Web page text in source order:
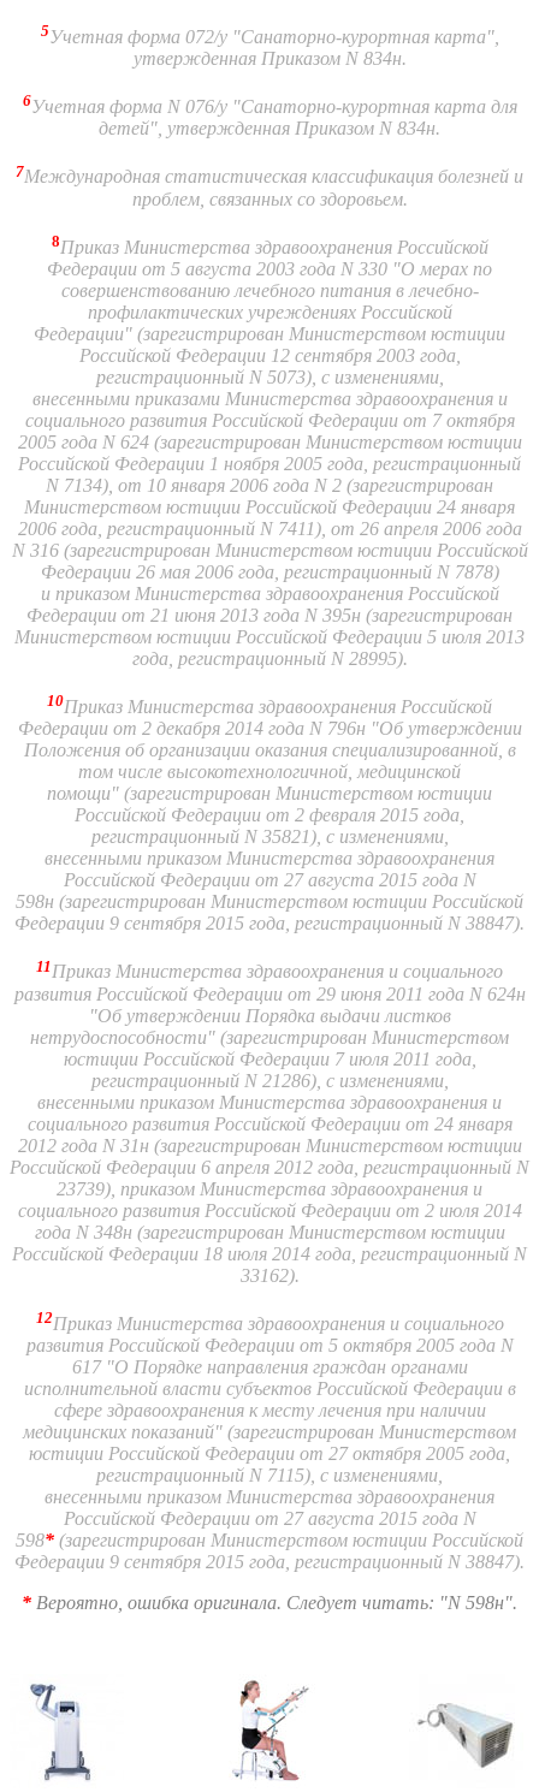
5Учетная форма 072/у "Санаторно-курортная карта",
утвержденная Приказом N 834н.
6Учетная форма N 076/у "Санаторно-курортная карта для
детей", утвержденная Приказом N 834н.
7Международная статистическая классификация болезней и
проблем, связанных со здоровьем.
8Приказ Министерства здравоохранения Российской
Федерации от 5 августа 2003 года N 330 "О мерах по
совершенствованию лечебного питания в лечебно-
профилактических учреждениях Российской
Федерации" (зарегистрирован Министерством юстиции
Российской Федерации 12 сентября 2003 года,
регистрационный N 5073), с изменениями,
внесенными приказами Министерства здравоохранения и
социального развития Российской Федерации от 7 октября
2005 года N 624 (зарегистрирован Министерством юстиции
Российской Федерации 1 ноября 2005 года, регистрационный
N 7134), от 10 января 2006 года N 2 (зарегистрирован
Министерством юстиции Российской Федерации 24 января
2006 года, регистрационный N 7411), от 26 апреля 2006 года
N 316 (зарегистрирован Министерством юстиции Российской
Федерации 26 мая 2006 года, регистрационный N 7878)
и приказом Министерства здравоохранения Российской
Федерации от 21 июня 2013 года N 395н (зарегистрирован
Министерством юстиции Российской Федерации 5 июля 2013
года, регистрационный N 28995).
10Приказ Министерства здравоохранения Российской
Федерации от 2 декабря 2014 года N 796н "Об утверждении
Положения об организации оказания специализированной, в
том числе высокотехнологичной, медицинской
помощи" (зарегистрирован Министерством юстиции
Российской Федерации от 2 февраля 2015 года,
регистрационный N 35821), с изменениями,
внесенными приказом Министерства здравоохранения
Российской Федерации от 27 августа 2015 года N
598н (зарегистрирован Министерством юстиции Российской
Федерации 9 сентября 2015 года, регистрационный N 38847).
11Приказ Министерства здравоохранения и социального
развития Российской Федерации от 29 июня 2011 года N 624н
"Об утверждении Порядка выдачи листков
нетрудоспособности" (зарегистрирован Министерством
юстиции Российской Федерации 7 июля 2011 года,
регистрационный N 21286), с изменениями,
внесенными приказом Министерства здравоохранения и
социального развития Российской Федерации от 24 января
2012 года N 31н (зарегистрирован Министерством юстиции
Российской Федерации 6 апреля 2012 года, регистрационный N
23739), приказом Министерства здравоохранения и
социального развития Российской Федерации от 2 июля 2014
года N 348н (зарегистрирован Министерством юстиции
Российской Федерации 18 июля 2014 года, регистрационный N
33162).
12Приказ Министерства здравоохранения и социального
развития Российской Федерации от 5 октября 2005 года N
617 "О Порядке направления граждан органами
исполнительной власти субъектов Российской Федерации в
сфере здравоохранения к месту лечения при наличии
медицинских показаний" (зарегистрирован Министерством
юстиции Российской Федерации от 27 октября 2005 года,
регистрационный N 7115), с изменениями,
внесенными приказом Министерства здравоохранения
Российской Федерации от 27 августа 2015 года N
598* (зарегистрирован Министерством юстиции Российской
Федерации 9 сентября 2015 года, регистрационный N 38847).
* Вероятно, ошибка оригинала. Следует читать: "N 598н".